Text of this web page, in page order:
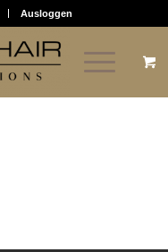
Ausloggen